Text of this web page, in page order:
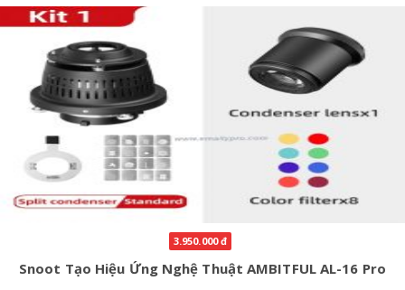
3.888.000 đ 4.860.000 đ
NiceFoto Professional Snoot SN-29.Pro Lens 85mm